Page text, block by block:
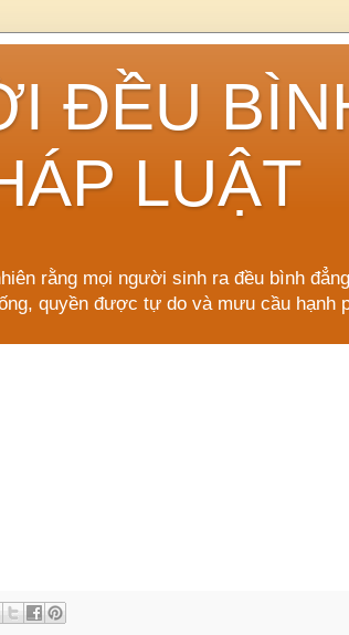
ĐỀU
LUẬT
rằng mọi người sinh ra đều bình
quyền được tự do và mưu cầu